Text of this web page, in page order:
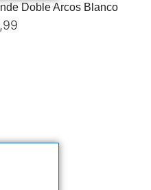
Doble Arcos Blanco